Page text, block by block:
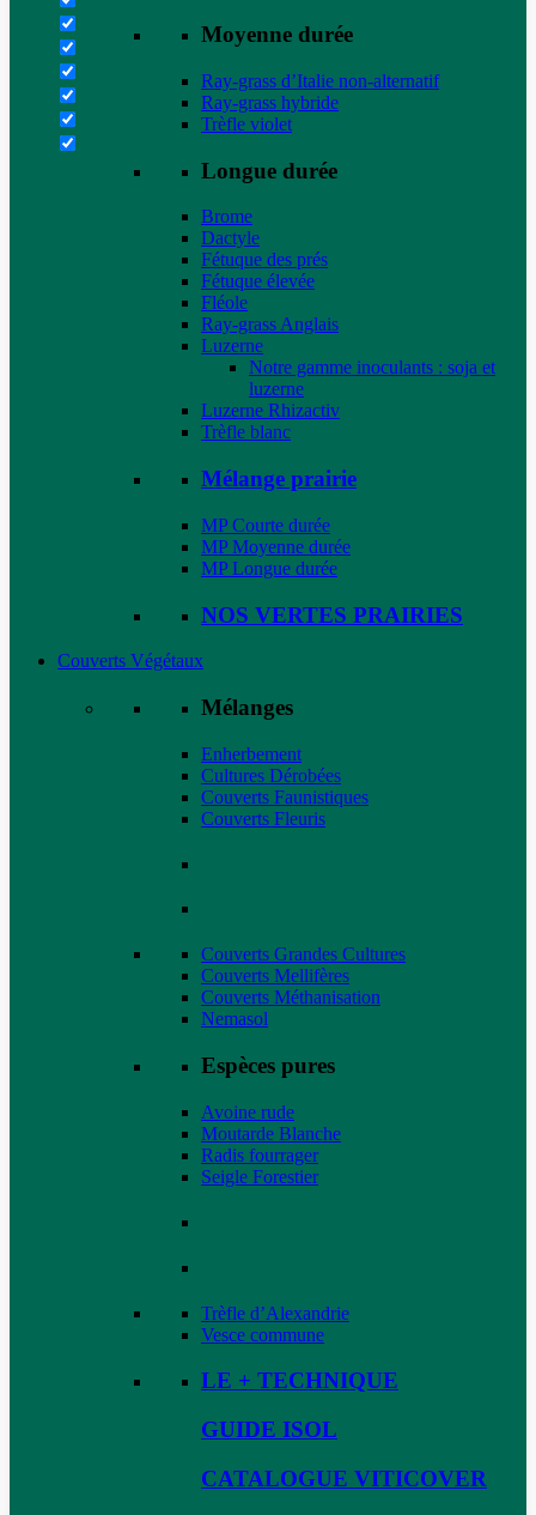
Moyenne durée
Ray-grass d’Italie non-alternatif
Ray-grass hybride
Trèfle violet
Longue durée
Brome
Dactyle
Fétuque des prés
Fétuque élevée
Fléole
Ray-grass Anglais
Luzerne
Notre gamme inoculants : soja et
luzerne
Luzerne Rhizactiv
Trèfle blanc
Mélange prairie
MP Courte durée
MP Moyenne durée
MP Longue durée
NOS VERTES PRAIRIES
Couverts Végétaux
Mélanges
Enherbement
Cultures Dérobées
Couverts Faunistiques
Couverts Fleuris
Couverts Grandes Cultures
Couverts Mellifères
Couverts Méthanisation
Nemasol
Espèces pures
Avoine rude
Moutarde Blanche
Radis fourrager
Seigle Forestier
Trèfle d’Alexandrie
Vesce commune
LE + TECHNIQUE
GUIDE ISOL
CATALOGUE VITICOVER